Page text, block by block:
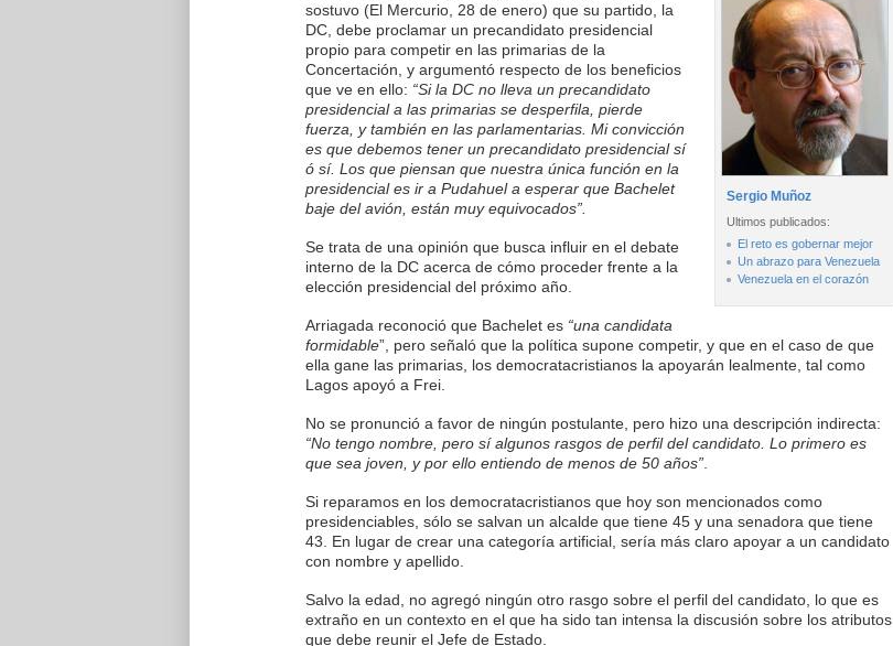
Sergio Muñoz
Ultimos publicados:
El reto es gobernar mejor
Un abrazo para Venezuela
Venezuela en el corazón
sostuvo (El Mercurio, 28 de enero) que su partido, la
DC, debe proclamar un precandidato presidencial
propio para competir en las primarias de la
Concertación, y argumentó respecto de los beneficios
que ve en ello: “Si la DC no lleva un precandidato
presidencial a las primarias se desperfila, pierde
fuerza, y también en las parlamentarias. Mi convicción
es que debemos tener un precandidato presidencial sí
ó sí. Los que piensan que nuestra única función en la
presidencial es ir a Pudahuel a esperar que Bachelet
baje del avión, están muy equivocados”.
Se trata de una opinión que busca influir en el debate
interno de la DC acerca de cómo proceder frente a la
elección presidencial del próximo año.
Arriagada reconoció que Bachelet es “una candidata
formidable”, pero señaló que la política supone competir, y que en el caso de que
ella gane las primarias, los democratacristianos la apoyarán lealmente, tal como
Lagos apoyó a Frei.
No se pronunció a favor de ningún postulante, pero hizo una descripción indirecta:
“No tengo nombre, pero sí algunos rasgos de perfil del candidato. Lo primero es
que sea joven, y por ello entiendo de menos de 50 años”
Si reparamos en los democratacristianos que hoy son mencionados como
presidenciables, sólo se salvan un alcalde que tiene 45 y una senadora que tiene
43. En lugar de crear una categoría artificial, sería más claro apoyar a un candidato
con nombre y apellido.
Salvo la edad, no agregó ningún otro rasgo sobre el perfil del candidato, lo que es
extraño en un contexto en el que ha sido tan intensa la discusión sobre los atributos
que debe reunir el Jefe de Estado.